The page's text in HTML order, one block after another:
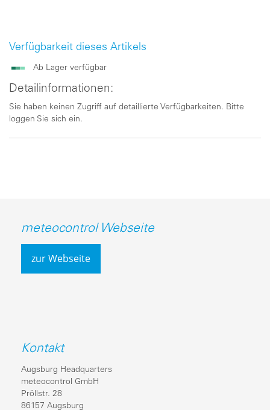
Verfügbarkeit dieses Artikels
Ab Lager verfügbar
Detailinformationen:
Sie haben keinen Zugriff auf detaillierte Verfügbarkeiten. Bitte
loggen Sie sich ein.
meteocontrol Webseite
zur Webseite
Kontakt
Augsburg Headquarters
meteocontrol GmbH
Pröllstr. 28
86157 Augsburg